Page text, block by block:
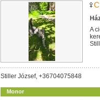
A
Stiller József, +36704075848
Monor